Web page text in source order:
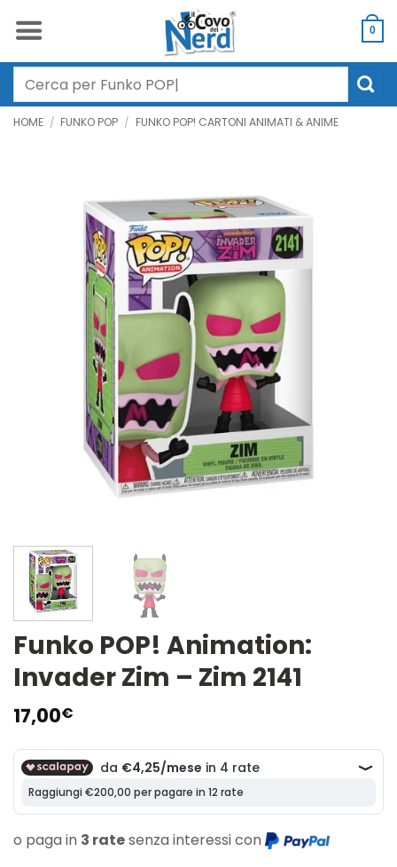
0
Cerca:
HOME / FUNKO POP / FUNKO POP! CARTONI ANIMATI & ANIME
Funko POP! Animation:
Invader Zim – Zim 2141
17,00€
o paga in 3 ratesenza interessi con